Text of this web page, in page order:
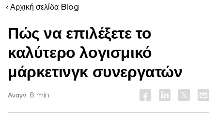
‹ Αρχική σελίδα Blog
Πώς να επιλέξετε το
καλύτερο λογισμικό
μάρκετινγκ συνεργατών
Αναγν. 8 min